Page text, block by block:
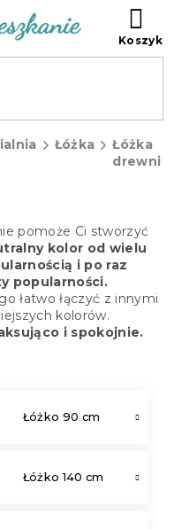
Łóżka
Łóżka
pomoże Ci stworzyć
kolor od wielu
i po raz
popularności.
łatwo łączyć z innymi
kolorów.
i spokojnie.
Łóżko 90 cm
Łóżko 140 cm